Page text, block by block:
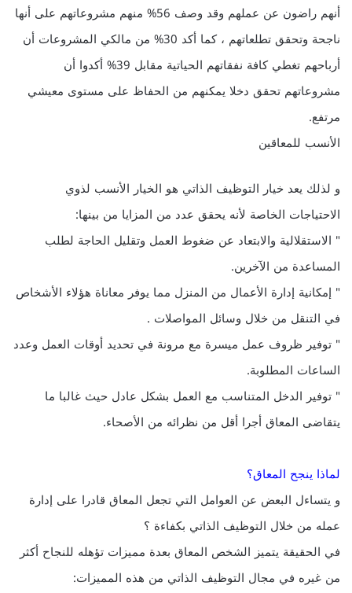
أنهم راضون عن عملهم وقد وصف 56% منهم مشروعاتهم على أنها
ناجحة وتحقق تطلعاتهم ، كما أكد 30% من مالكي المشروعات أن
أرباحهم تغطي كافة نفقاتهم الحياتية مقابل 39% أكدوا أن
مشروعاتهم تحقق دخلا يمكنهم من الحفاظ على مستوى معيشي
مرتفع.
الأنسب للمعاقين
و لذلك يعد خيار التوظيف الذاتي هو الخيار الأنسب لذوي
الاحتياجات الخاصة لأنه يحقق عدد من المزايا من بينها:
" الاستقلالية والابتعاد عن ضغوط العمل وتقليل الحاجة لطلب
المساعدة من الآخرين.
" إمكانية إدارة الأعمال من المنزل مما يوفر معاناة هؤلاء الأشخاص
في التنقل من خلال وسائل المواصلات .
" توفير ظروف عمل ميسرة مع مرونة في تحديد أوقات العمل وعدد
الساعات المطلوبة.
" توفير الدخل المتناسب مع العمل بشكل عادل حيث غالبا ما
يتقاضى المعاق أجرا أقل من نظرائه من الأصحاء.
لماذا ينجح المعاق؟
و يتساءل البعض عن العوامل التي تجعل المعاق قادرا على إدارة
عمله من خلال التوظيف الذاتي بكفاءة ؟
في الحقيقة يتميز الشخص المعاق بعدة مميزات تؤهله للنجاح أكثر
من غيره في مجال التوظيف الذاتي من هذه المميزات: